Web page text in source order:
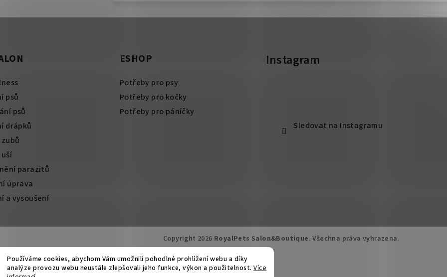
Používáme cookies, abychom Vám umožnili pohodlné prohlížení webu a díky
analýze provozu webu neustále zlepšovali jeho funkce, výkon a použitelnost. Více
psů
psů
drápků
parazitů
úprava
a vysoušení
ESHOP
Potřeby pro psy
Potřeby pro kočky
Potřeby pro páníčky
Instagram
Sledovat na Instagramu
Copyright 2026 RoyalPets Salon&Boutique. Všechna práva vyhrazena.